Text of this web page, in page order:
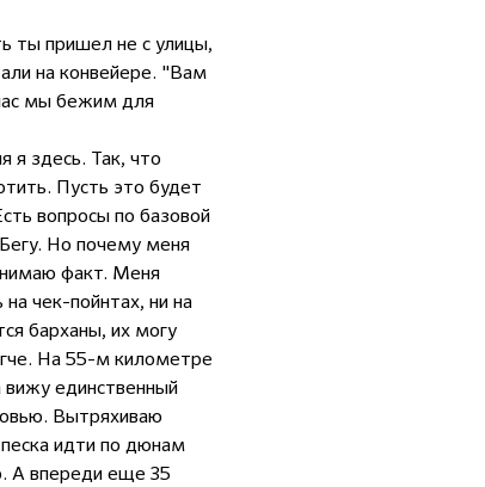
ты пришел не с улицы,
на конвейере. "Вам
мы бежим для
я здесь. Так, что
Пусть это будет
вопросы по базовой
Но почему меня
факт. Меня
чек-пойнтах, ни на
барханы, их могу
На 55-м километре
вижу единственный
Вытряхиваю
идти по дюнам
А впереди еще 35